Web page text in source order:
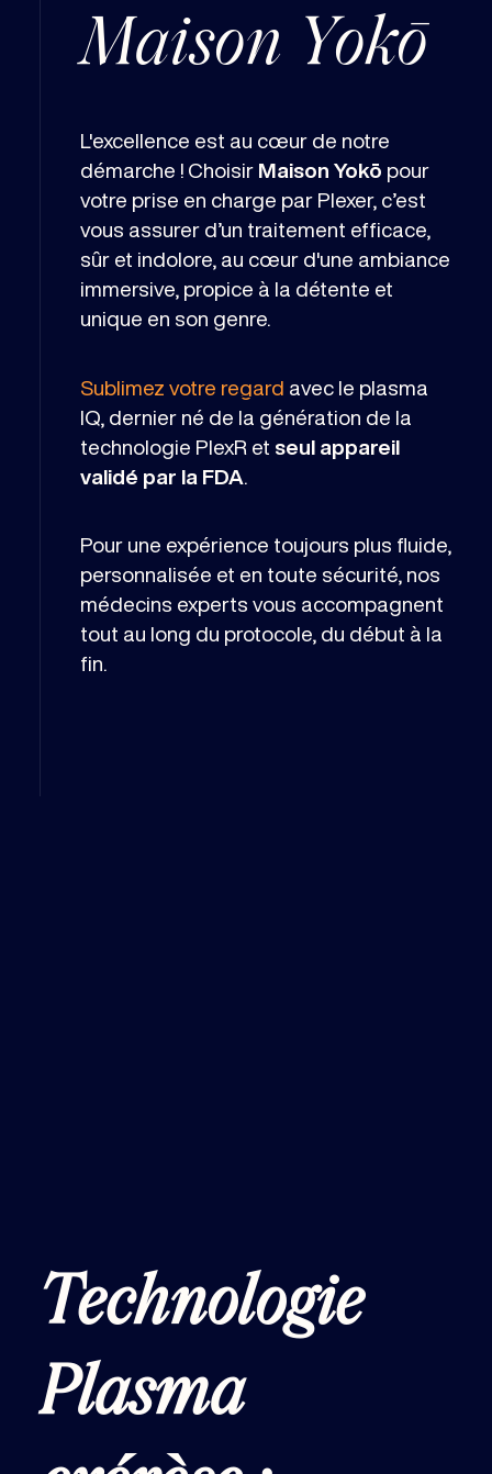
Maison Yokō
L'excellence est au cœur de notre
démarche ! Choisir Maison Yokō pour
votre prise en charge par Plexer, c’est
vous assurer d’un traitement efficace,
sûr et indolore, au cœur d'une ambiance
immersive, propice à la détente et
unique en son genre.
Sublimez votre regard avec le plasma
IQ, dernier né de la génération de la
technologie PlexR et seul appareil
validé par la FDA
Pour une expérience toujours plus fluide,
personnalisée et en toute sécurité, nos
médecins experts vous accompagnent
tout au long du protocole, du début à la
fin.
Technologie
Plasma